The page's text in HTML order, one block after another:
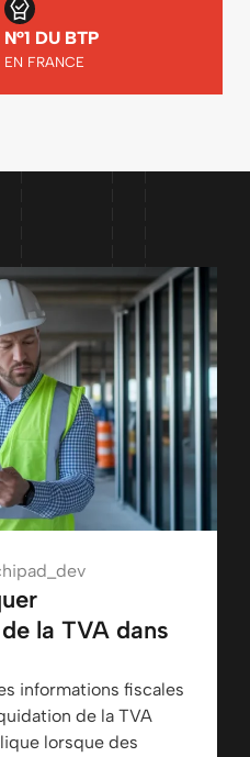
N°1 DU BTP
EN FRANCE
la TVA dans
informations fiscales
de la TVA
lorsque des